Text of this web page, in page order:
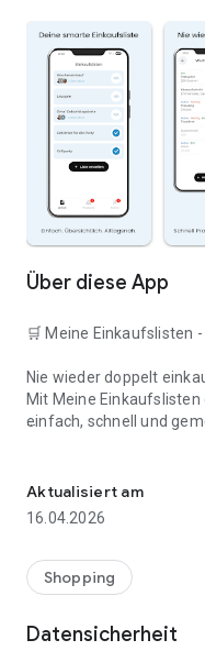
Über diese App
🛒 Meine Einkaufslisten
Nie wieder doppelt
Mit Meine
einfach, schnell und
👨‍👩‍👧 Gemeinsame
⚡ Superschnell &
sofort loslegen.
📱 Immer dabei: Deine Einkaufsliste ist jederzeit auf deinem
Aktualisiert am
16.04.2026
Shopping
Datensicherheit